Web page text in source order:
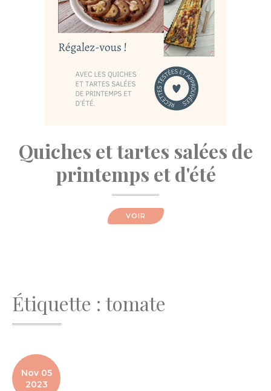
Quiches et tartes salées de
printemps et d'été
VOIR
Étiquette : tomate
Nov 05
2023